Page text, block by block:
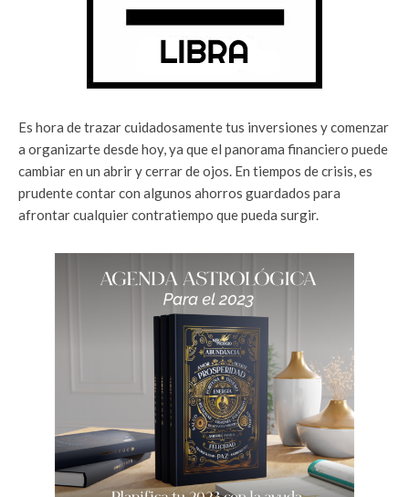
Es hora de trazar cuidadosamente tus inversiones y comenzar
a organizarte desde hoy, ya que el panorama financiero puede
cambiar en un abrir y cerrar de ojos. En tiempos de crisis, es
prudente contar con algunos ahorros guardados para
afrontar cualquier contratiempo que pueda surgir.